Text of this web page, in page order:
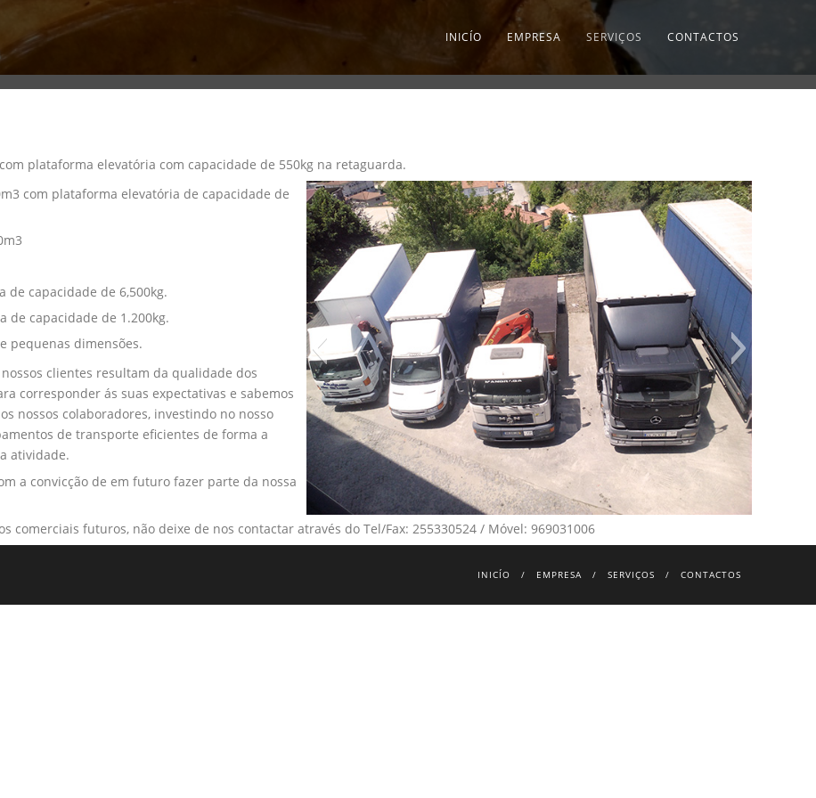
INICÍO EMPRESA SERVIÇOS CONTACTOS
plataforma elevatória com capacidade de 550kg na retaguarda.
sc1
com plataforma elevatória de capacidade de
de capacidade de 6,500kg.
de capacidade de 1.200kg.
pequenas dimensões.
clientes resultam da qualidade dos
corresponder ás suas expectativas e sabemos
nossos colaboradores, investindo no nosso
de transporte eficientes de forma a
atividade.
a convicção de em futuro fazer parte da nossa
comerciais futuros, não deixe de nos contactar através do Tel/Fax: 255330524 / Móvel: 969031006
INICÍO EMPRESA SERVIÇOS CONTACTOS